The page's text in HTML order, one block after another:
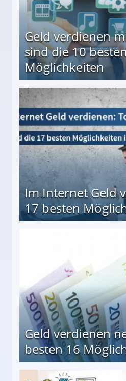
Geld verdienen
sind die 10
Möglichkeiten
besten Möglichkeiten
Im Internet Geld
17 besten
Geld verdienen
besten 16